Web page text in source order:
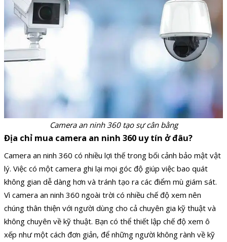
Camera an ninh 360 tạo sự cân bằng
Địa chỉ mua camera an ninh 360 uy tín ở đâu?
Camera an ninh 360 có nhiều lợi thế trong bối cảnh bảo mật vật
lý. Việc có một camera ghi lại mọi góc độ giúp việc bao quát
không gian dễ dàng hơn và tránh tạo ra các điểm mù giám sát.
Vì camera an ninh 360 ngoài trời có nhiều chế độ xem nên
chúng thân thiện với người dùng cho cả chuyên gia kỹ thuật và
không chuyên về kỹ thuật. Bạn có thể thiết lập chế độ xem ô
xếp như một cách đơn giản, để những người không rành về kỹ